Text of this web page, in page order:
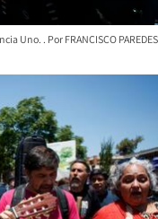
Uno. FRANCISCO PAREDES